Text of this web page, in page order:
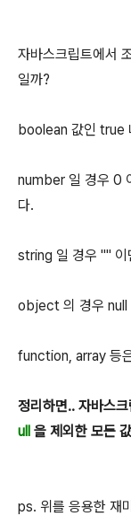
자바스크립트에서
일까?
boolean 값인 true
number 일 경우 0
다.
string 일 경우 ""
object 의 경우 null
function, array 등
정리하면.. 자바스
ull 을 제외한 모든
ps. 위를 응용한 재